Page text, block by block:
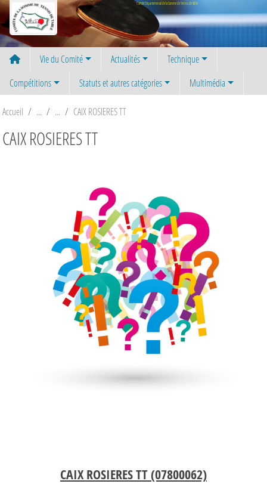
Comité Départemental de la Somme de Tennis de Table
Vie du Comité Actualités
Technique
Compétitions
Statuts et autres catégories Multimédia
Accueil CAIX ROSIERES TT
CAIX ROSIERES TT
CAIX ROSIERES TT (07800062)
Panneau de gestion des cookies